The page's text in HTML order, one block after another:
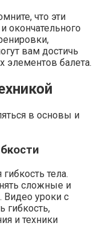
что эти
окончательного
вам достичь
элементов балета.
в основы и
тела.
сложные и
Видео уроки с
гибкость,
и техники